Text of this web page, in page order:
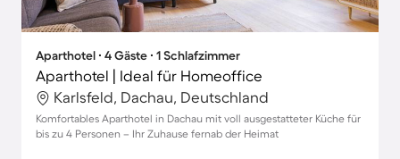
Aparthotel ∙ 4 Gäste ∙ 1 Schlafzimmer
Aparthotel | Ideal für Homeoffice
Karlsfeld, Dachau, Deutschland
Komfortables Aparthotel in Dachau mit voll ausgestatteter Küche für
bis zu 4 Personen – Ihr Zuhause fernab der Heimat